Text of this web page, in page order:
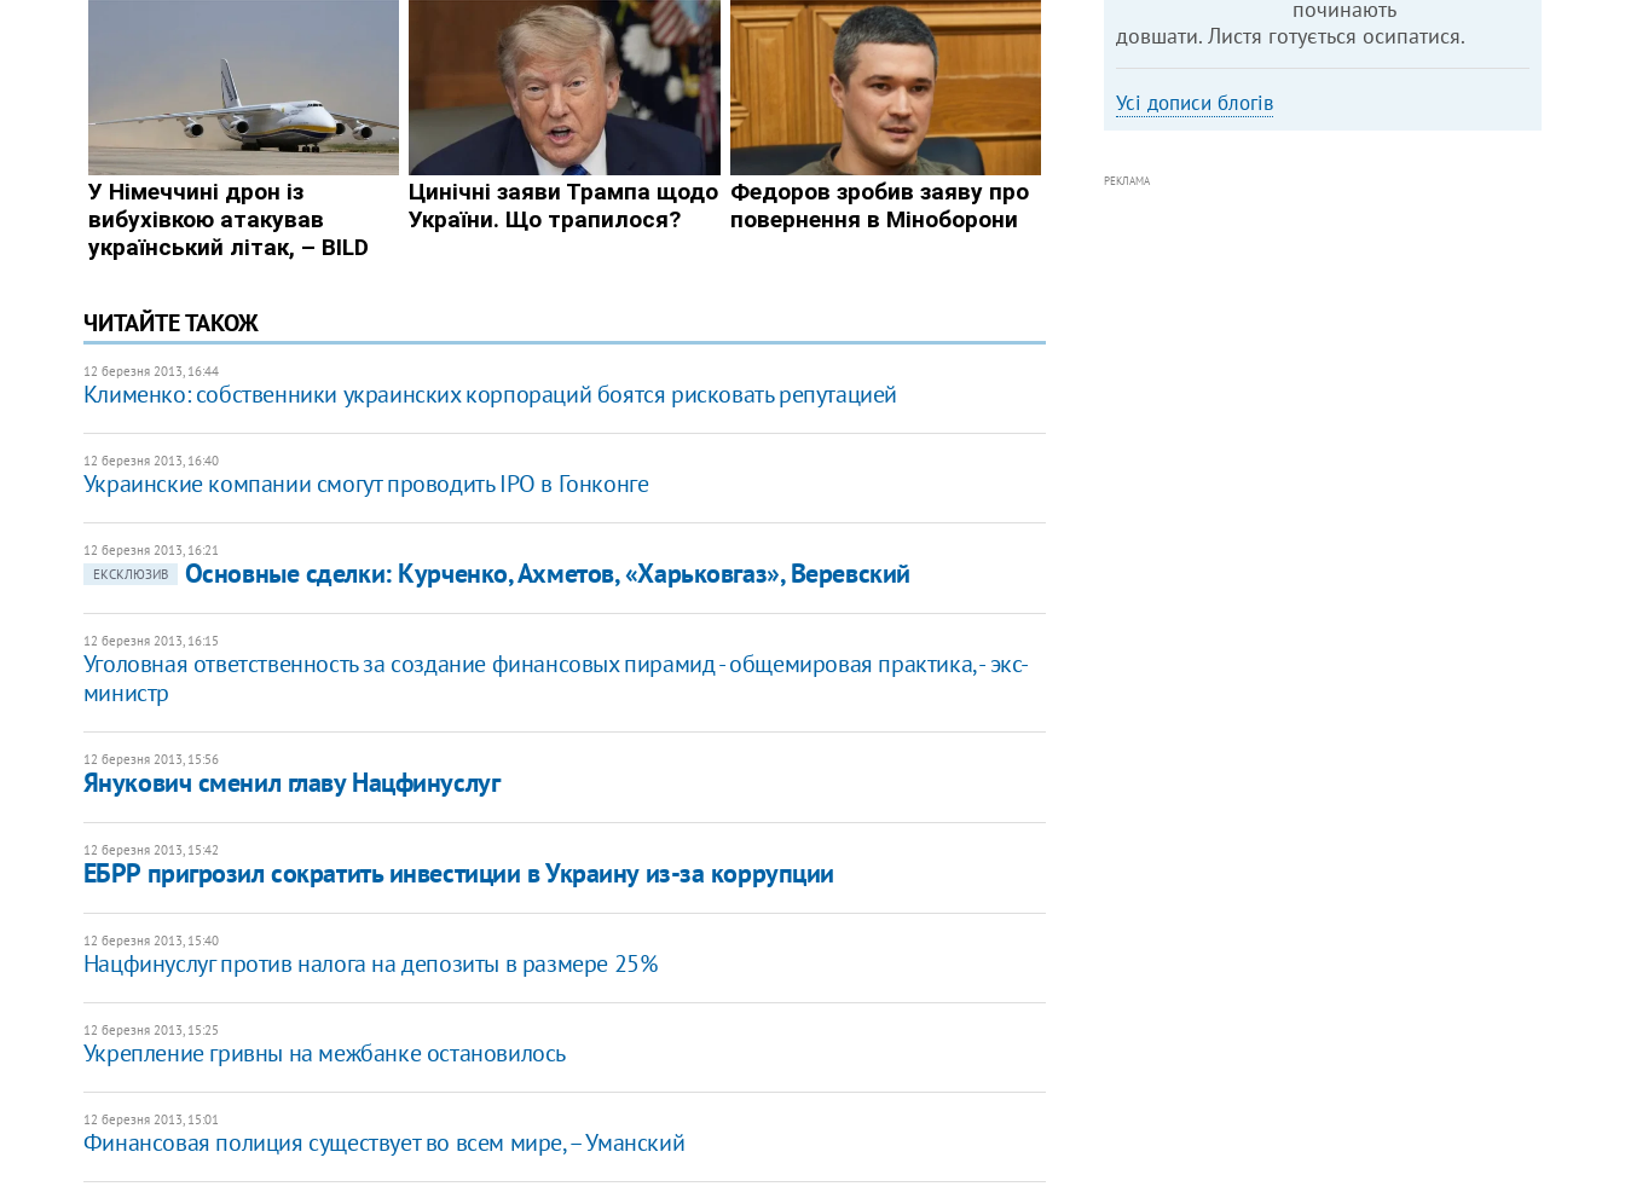
ЧИТАЙТЕ ТАКОЖ
12 березня 2013, 16:44
Клименко: собственники украинских корпораций боятся рисковать репутацией
12 березня 2013, 16:40
Украинские компании смогут проводить IPO в Гонконге
12 березня 2013, 16:21
ЕКСКЛЮЗИВ
Основные сделки: Курченко, Ахметов, «Харьковгаз», Веревский
12 березня 2013, 16:15
Уголовная ответственность за создание финансовых пирамид - общемировая практика, - экс-
министр
12 березня 2013, 15:56
Янукович сменил главу Нацфинуслуг
12 березня 2013, 15:42
ЕБРР пригрозил сократить инвестиции в Украину из-за коррупции
12 березня 2013, 15:40
Нацфинуслуг против налога на депозиты в размере 25%
12 березня 2013, 15:25
Укрепление гривны на межбанке остановилось
12 березня 2013, 15:01
Финансовая полиция существует во всем мире, – Уманский
починають
довшати. Листя готується осипатися.
Усі дописи блогів
РЕКЛАМА